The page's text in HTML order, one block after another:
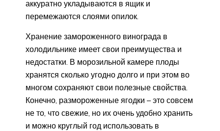
аккуратно укладываются в ящик и
перемежаются слоями опилок.
Хранение замороженного винограда в
холодильнике имеет свои преимущества и
недостатки. В морозильной камере плоды
хранятся сколько угодно долго и при этом во
многом сохраняют свои полезные свойства.
Конечно, размороженные ягодки – это совсем
не то, что свежие, но их очень удобно хранить
и можно круглый год использовать в